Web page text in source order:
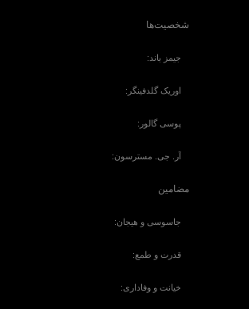
شخصیت‌ها
جیمز باند:
اوریک گلدفینگر:
پوسی گالور:
آر. جی. مسترسون:
مضامین
جاسوسی و هیجان:
قدرت و طمع:
خیانت و وفاداری: